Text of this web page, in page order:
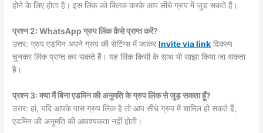
होने के लिए होता है। इस लिंक को क्लिक करके आप सीधे ग्रुप में जुड़ सकते हैं।
प्रश्न 2: WhatsApp ग्रुप लिंक कैसे प्राप्त करें?
उत्तर: ग्रुप एडमिन अपने ग्रुप की सेटिंग्स में जाकरInvite via link विकल्प
चुनकर लिंक प्राप्त कर सकते हैं। यह लिंक किसी के साथ भी साझा किया जा सकता
है।
प्रश्न 3: क्या मैं बिना एडमिन की अनुमति के ग्रुप लिंक से जुड़ सकता हूँ?
उत्तर: हां, यदि आपके पास ग्रुप लिंक है तो आप सीधे ग्रुप में शामिल हो सकते हैं,
एडमिन की अनुमति की आवश्यकता नहीं होती।